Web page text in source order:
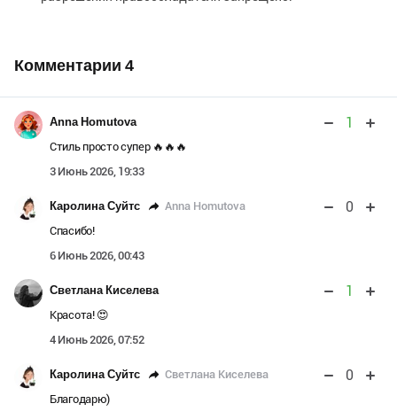
Комментарии 4
Anna Homutova 1
Стиль просто супер 🔥🔥🔥
3 Июнь 2026, 19:33
Каролина Суйтс Anna Homutova 0
Спасибо!
6 Июнь 2026, 00:43
Светлана Киселева 1
Красота! 😍
4 Июнь 2026, 07:52
Каролина Суйтс Светлана Киселева 0
Благодарю)